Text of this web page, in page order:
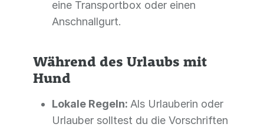
eine Transportbox oder einen
Anschnallgurt.
Während des Urlaubs mit
Hund
Lokale Regeln: Als Urlauberin oder
Urlauber solltest du die Vorschriften